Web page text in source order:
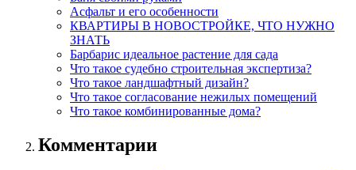
Асфальт и его особенности
КВАРТИРЫ В НОВОСТРОЙКЕ, ЧТО НУЖНО
ЗНАТЬ
Барбарис идеальное растение для сада
Что такое судебно строительная экспертиза?
Что такое ландшафтный дизайн?
Что такое согласование нежилых помещений
Что такое комбинированные дома?
Комментарии